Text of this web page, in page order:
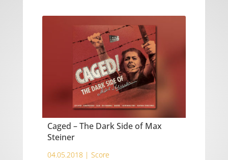
Caged – The Dark Side of Max
Steiner
04.05.2018 | Score